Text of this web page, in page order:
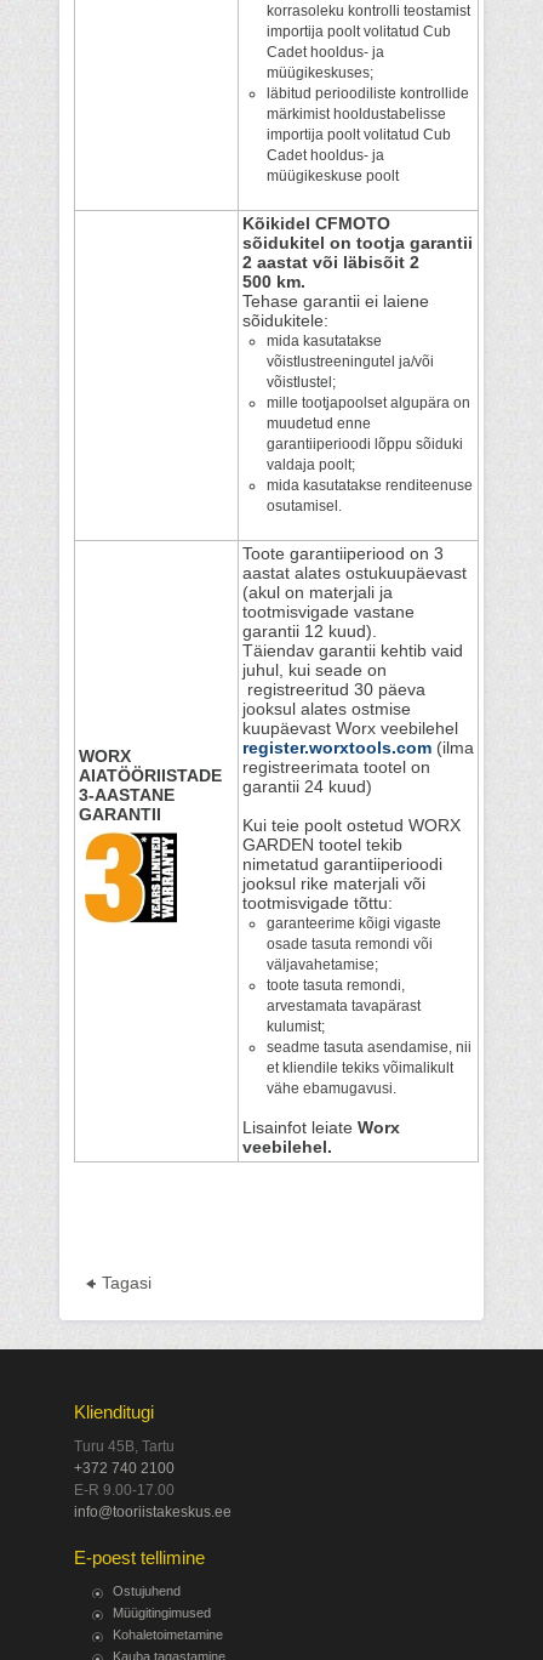
korrasoleku kontrolli teostamist
importija poolt volitatud Cub
Cadet hooldus- ja
müügikeskuses;
läbitud perioodiliste kontrollide
märkimist hooldustabelisse
importija poolt volitatud Cub
Cadet hooldus- ja
müügikeskuse poolt
Kõikidel CFMOTO
sõidukitel on tootja garantii
2 aastat või läbisõit 2
500 km.
Tehase garantii ei laiene
sõidukitele:
mida kasutatakse
võistlustreeningutel ja/või
võistlustel;
mille tootjapoolset algupära on
muudetud enne
garantiiperioodi lõppu sõiduki
valdaja poolt;
mida kasutatakse renditeenuse
osutamisel.
WORX
AIATÖÖRIISTADE
3-AASTANE
GARANTII
Toote garantiiperiood on 3
aastat alates ostukuupäevast
(akul on materjali ja
tootmisvigade vastane
garantii 12 kuud).
Täiendav garantii kehtib vaid
juhul, kui seade on
registreeritud 30 päeva
jooksul alates ostmise
kuupäevast Worx veebilehel
register.worxtools.com (ilma
registreerimata tootel on
garantii 24 kuud)
Kui teie poolt ostetud WORX
GARDEN tootel tekib
nimetatud garantiiperioodi
jooksul rike materjali või
tootmisvigade tõttu:
garanteerime kõigi vigaste
osade tasuta remondi või
väljavahetamise;
toote tasuta remondi,
arvestamata tavapärast
kulumist;
seadme tasuta asendamise, nii
et kliendile tekiks võimalikult
vähe ebamugavusi.
Lisainfot leiate Worx
veebilehel.
Tagasi
Klienditugi
Turu 45B, Tartu
+372 740 2100
E-R 9.00-17.00
info@tooriistakeskus.ee
E-poest tellimine
Ostujuhend
Müügitingimused
Kohaletoimetamine
Kauba tagastamine